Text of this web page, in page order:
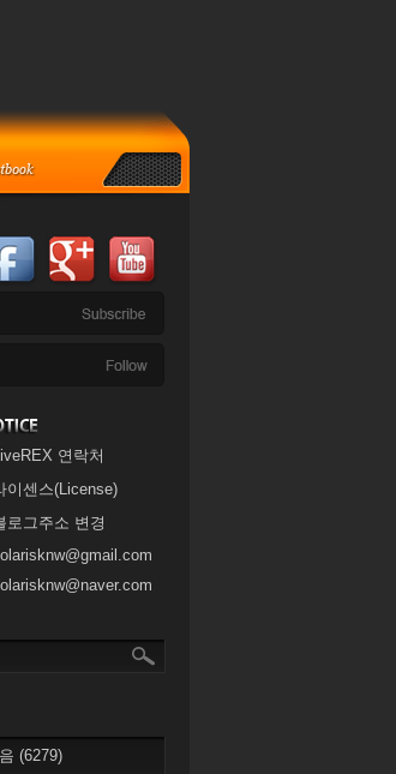
연락처
이센스(License)
로그주소 변경
(6279)